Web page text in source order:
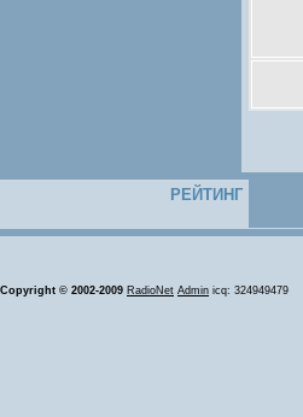
РЕЙТИНГ
Copyright © 2002-2009 RadioNet Admin icq: 324949479